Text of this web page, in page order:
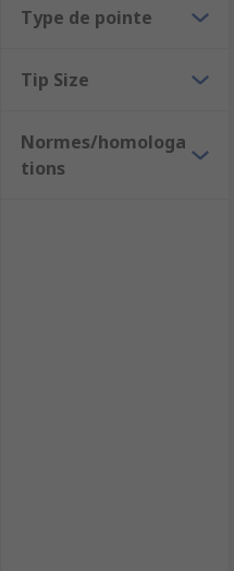
Type de pointe
Tip Size
Normes/homologa
tions